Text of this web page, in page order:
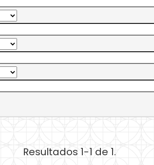
Resultados 1-1 de 1.